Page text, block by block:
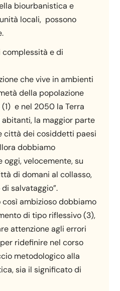
biourbanistica e
locali, possono
complessità e di
che vive in ambienti
della popolazione
e nel 2050 la Terra
la maggior parte
città dei cosiddetti paesi
dobbiamo
velocemente, su
di domani al collasso,
salvataggio”.
così ambizioso dobbiamo
di tipo riflessivo (3),
attenzione agli errori
ridefinire nel corso
metodologico alla
sia il significato di